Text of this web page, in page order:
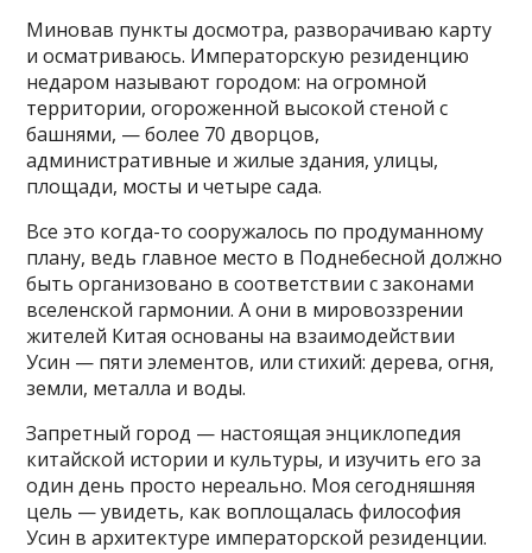
Миновав пункты досмотра, разворачиваю карту
и осматриваюсь. Императорскую резиденцию
недаром называют городом: на огромной
территории, огороженной высокой стеной с
башнями, — более 70 дворцов,
административные и жилые здания, улицы,
площади, мосты и четыре сада.
Все это когда-то сооружалось по продуманному
плану, ведь главное место в Поднебесной должно
быть организовано в соответствии с законами
вселенской гармонии. А они в мировоззрении
жителей Китая основаны на взаимодействии
Усин — пяти элементов, или стихий: дерева, огня,
земли, металла и воды.
Запретный город — настоящая энциклопедия
китайской истории и культуры, и изучить его за
один день просто нереально. Моя сегодняшняя
цель — увидеть, как воплощалась философия
Усин в архитектуре императорской резиденции.